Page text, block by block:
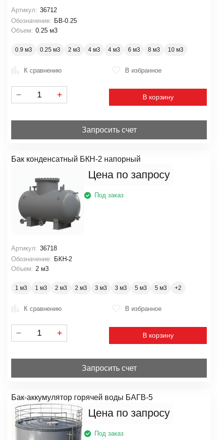
Артикул: 36712
Обозначение: БВ-0.25
Объем: 0.25 м3
0.9 м3 0.25 м3 2 м3 4 м3 4 м3 6 м3 8 м3 10 м3
К сравнению В избранное
В корзину
Запросить счет
Бак конденсатный БКН-2 напорный
Цена по запросу
Под заказ
Артикул: 36718
Обозначение: БКН-2
Объем: 2 м3
1 м3 1 м3 2 м3 2 м3 3 м3 3 м3 5 м3 5 м3
К сравнению В избранное
В корзину
Запросить счет
Бак-аккумулятор горячей воды БАГВ-5
Цена по запросу
Под заказ